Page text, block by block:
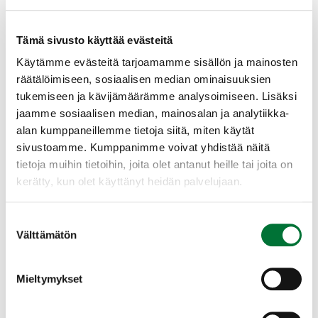
Tämä sivusto käyttää evästeitä
Käytämme evästeitä tarjoamamme sisällön ja mainosten
räätälöimiseen, sosiaalisen median ominaisuuksien
tukemiseen ja kävijämäärämme analysoimiseen. Lisäksi
jaamme sosiaalisen median, mainosalan ja analytiikka-
alan kumppaneillemme tietoja siitä, miten käytät
sivustoamme. Kumppanimme voivat yhdistää näitä
tietoja muihin tietoihin, joita olet antanut heille tai joita on
kerätty, kun olet käyttänyt heidän palvelujaan.
valinta
Välttämätön
Mieltymykset
Metson levinneisyys Suomessa kattaa lähes
koko maan Ahvenanmaata ja pohjoisinta
Lappia lukuun ottamatta. Metson
pesimäkanta taantui jopa 70 % 1960-luvulta
1990-luvulle. Pääsyynä tähän pidetään
Viimeisten parinkymmenen vuoden aikana
metsokanta on kuitenkin pysynyt vakaana.
Metso tarvitsee laajan, rauhallisen reviirin,
josta löytyy kuivaa, mielellään kumpuilevaa
kangasta ja kosteampaa rämettä. Teerestä
Laajenna lisätiedot